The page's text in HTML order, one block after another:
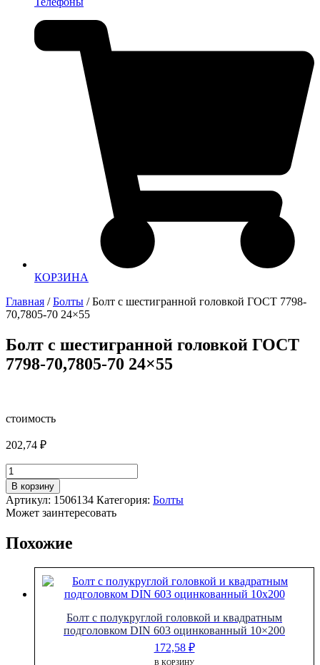
КОРЗИНА
Главная /Болты / Болт с шестигранной головкой ГОСТ 7798-
70,7805-70 24×55
Болт с шестигранной головкой ГОСТ
7798-70,7805-70 24×55
стоимость
202,74 ₽
Количество
товара
Болт
с
шестигранной
ГОСТ
70,7805-
24x55
В корзину
Артикул: 1506134 Категория: Болты
Может заинтересовать
Похожие
Болт с полукруглой головкой и квадратным
подголовком DIN 603 оцинкованный 10×200
172,58 ₽
В КОРЗИНУ